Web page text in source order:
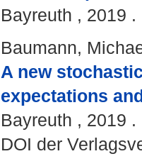
Bayreuth , 2019 .
Baumann,
A new
expectations
Bayreuth , 2019 .
DOI der